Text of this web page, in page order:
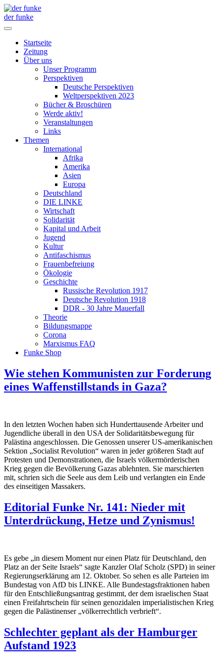
der funke
Startseite
Zeitung
Über uns
Unser Programm
Perspektiven
Deutsche Perspektiven
Weltperspektiven 2023
Bücher & Broschüren
Werde aktiv!
Veranstaltungen
Links
Themen
International
Afrika
Amerika
Asien
Europa
Deutschland
DIE LINKE
Wirtschaft
Solidarität
Kapital und Arbeit
Jugend
Kultur
Antifaschismus
Frauenbefreiung
Ökologie
Geschichte
Russische Revolution 1917
Deutsche Revolution 1918
DDR - 30 Jahre Mauerfall
Theorie
Bildungsmappe
Corona
Marxismus FAQ
Funke Shop
Wie stehen Kommunisten zur Forderung
eines Waffenstillstands in Gaza?
In den letzten Wochen haben sich Hunderttausende Arbeiter und
Jugendliche überall in den USA der Solidaritätsbewegung für
Palästina angeschlossen. Die Genossen unserer US-amerikanischen
Sektion „Socialist Revolution“ waren in jeder größeren Stadt auf
Protesten und Demonstrationen, die Israels völkermörderischen
Krieg gegen die Bevölkerung Gazas ablehnten. Sie marschierten
mit, schrien sich die Seele aus dem Leib und verlangten ein Ende
des einseitigen Massakers.
Editorial Funke Nr. 141: Nieder mit
Unterdrückung, Hetze und Zynismus!
Es gebe „in diesem Moment nur einen Platz für Deutschland, den
Platz an der Seite Israels“ sagte Kanzler Olaf Scholz (SPD) in seiner
Regierungserklärung am 12. Oktober. So sehen es alle Parteien im
Bundestag von AfD bis LINKE. Alle Bundestagsfraktionen haben
für den Entschließungsantrag gestimmt, der dem israelischen Staat
einen Freifahrtschein für seinen genozidalen imperialistischen Krieg
gegen die Palästinenser „völkerrechtlich verbrieft“.
Schlechter geplant als der Hamburger
Aufstand 1923